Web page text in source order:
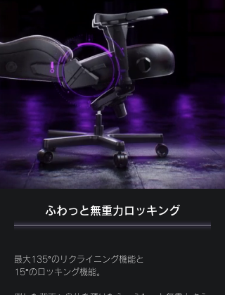
ふわっと​無重力ロッキング
最大135°のリクライニング機能と
15°のロッキング機能。